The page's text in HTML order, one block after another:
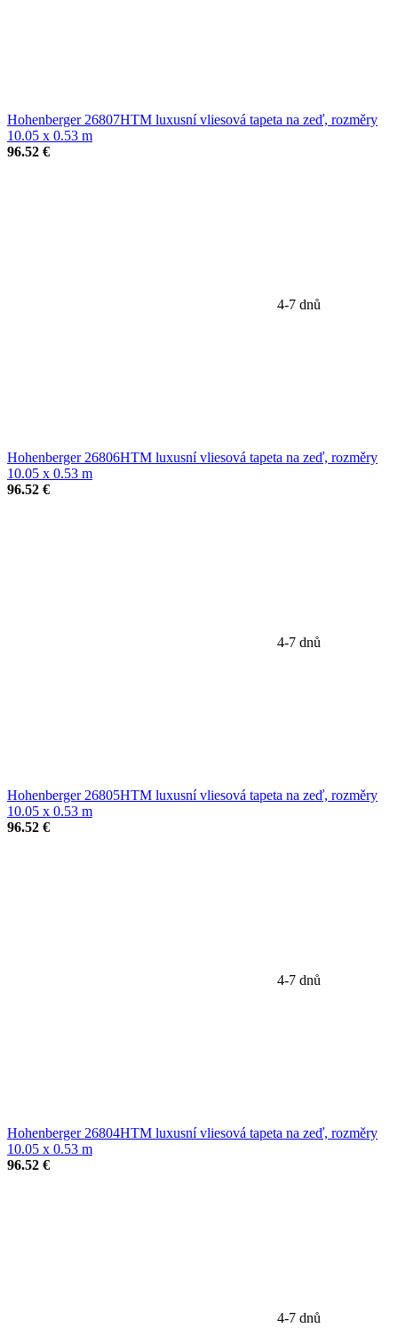
Hohenberger 26807HTM luxusní vliesová tapeta na zeď, rozměry
10.05 x 0.53 m
96.52 €
4-7 dnů
Hohenberger 26806HTM luxusní vliesová tapeta na zeď, rozměry
10.05 x 0.53 m
96.52 €
4-7 dnů
Hohenberger 26805HTM luxusní vliesová tapeta na zeď, rozměry
10.05 x 0.53 m
96.52 €
4-7 dnů
Hohenberger 26804HTM luxusní vliesová tapeta na zeď, rozměry
10.05 x 0.53 m
96.52 €
4-7 dnů